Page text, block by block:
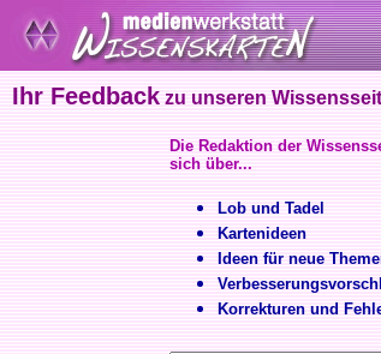
Ihr Feedback zu unseren
Die Redaktion der
sich über...
Lob und Tadel
Kartenideen
Ideen für neue
Korrekturen und